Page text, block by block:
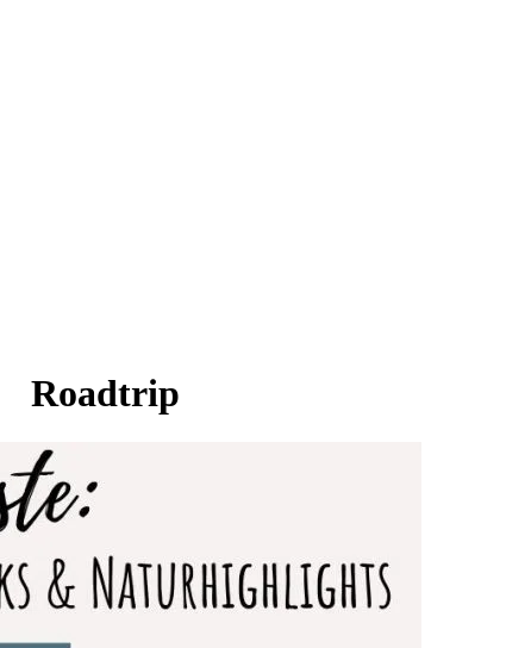
Roadtrip